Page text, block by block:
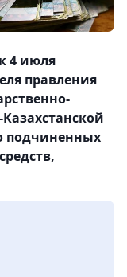
4 июля
правления
подчиненных